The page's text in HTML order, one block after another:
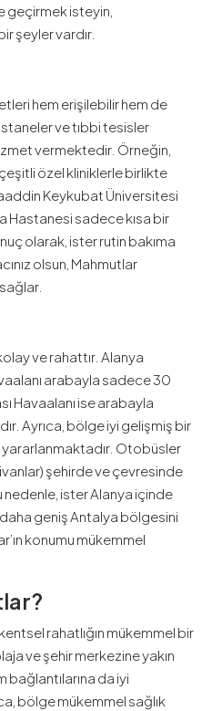
geçirmek isteyin,
şeyler vardır.
hem erişilebilir hem de
ve tıbbi tesisler
vermektedir. Örneğin,
özel kliniklerle birlikte
Keykubat Üniversitesi
Hastanesi sadece kısa bir
olarak, ister rutin bakıma
olsun, Mahmutlar
ve rahattır. Alanya
arabayla sadece 30
Havaalanı ise arabayla
Ayrıca, bölge iyi gelişmiş bir
Otobüsler
şehirde ve çevresinde
nedenle, ister Alanya içinde
geniş Antalya bölgesini
konumu mükemmel
rahatlığın mükemmel bir
ve şehir merkezine yakın
bağlantılarına da iyi
bölge mükemmel sağlık